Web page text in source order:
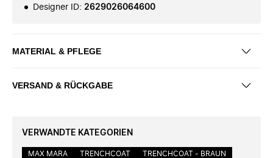
Designer ID: 2629026064600
MATERIAL & PFLEGE
VERSAND & RÜCKGABE
VERWANDTE KATEGORIEN
MAX MARA TRENCHCOAT
TRENCHCOAT - BRAUN